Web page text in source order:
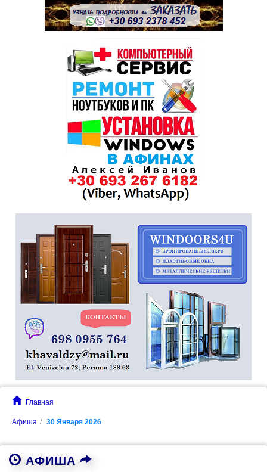
Главная
Афиша 30 Января 2026
АФИША